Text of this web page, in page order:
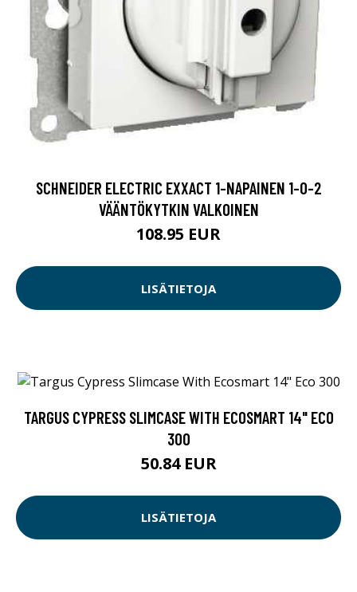
SCHNEIDER ELECTRIC EXXACT 1-NAPAINEN 1-0-2
VÄÄNTÖKYTKIN VALKOINEN
108.95 EUR
LISÄTIETOJA
TARGUS CYPRESS SLIMCASE WITH ECOSMART 14" ECO
300
50.84 EUR
LISÄTIETOJA